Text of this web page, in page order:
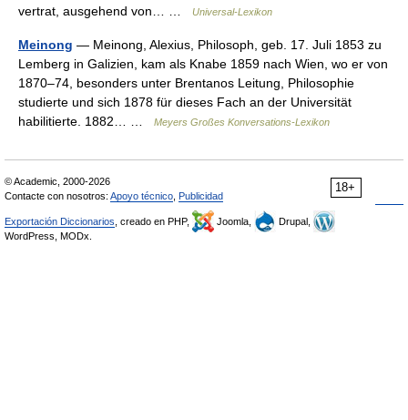
vertrat, ausgehend von… …
Universal-Lexikon
Meinong — Meinong, Alexius, Philosoph, geb. 17. Juli 1853 zu
Lemberg in Galizien, kam als Knabe 1859 nach Wien, wo er von
1870–74, besonders unter Brentanos Leitung, Philosophie
studierte und sich 1878 für dieses Fach an der Universität
habilitierte. 1882… …
Meyers Großes Konversations-Lexikon
18+
© Academic, 2000-2026
Contacte con nosotros: Apoyo técnico Publicidad
Exportación Diccionarios , creado en PHP, Joomla,
Drupal,
WordPress, MODx.